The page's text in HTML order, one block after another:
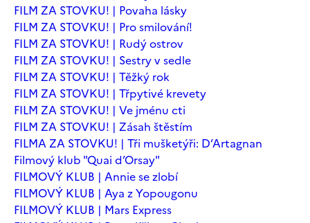
FILM ZA STOVKU! | Povaha lásky
FILM ZA STOVKU! | Pro smilování!
FILM ZA STOVKU! | Rudý ostrov
FILM ZA STOVKU! | Sestry v sedle
FILM ZA STOVKU! | Těžký rok
FILM ZA STOVKU! | Třpytivé krevety
FILM ZA STOVKU! | Ve jménu cti
FILM ZA STOVKU! | Zásah štěstím
FILMA ZA STOVKU! | Tři mušketýři: D’Artagnan
Filmový klub "Quai d’Orsay"
FILMOVÝ KLUB | Annie se zlobí
FILMOVÝ KLUB | Aya z Yopougonu
FILMOVÝ KLUB | Mars Express